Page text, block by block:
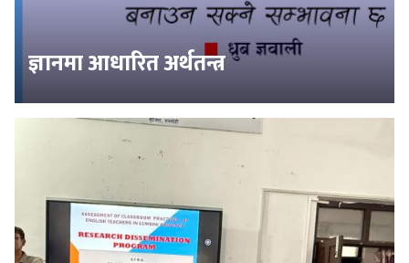
ज्ञानमा आधारित अर्थतन्त्र